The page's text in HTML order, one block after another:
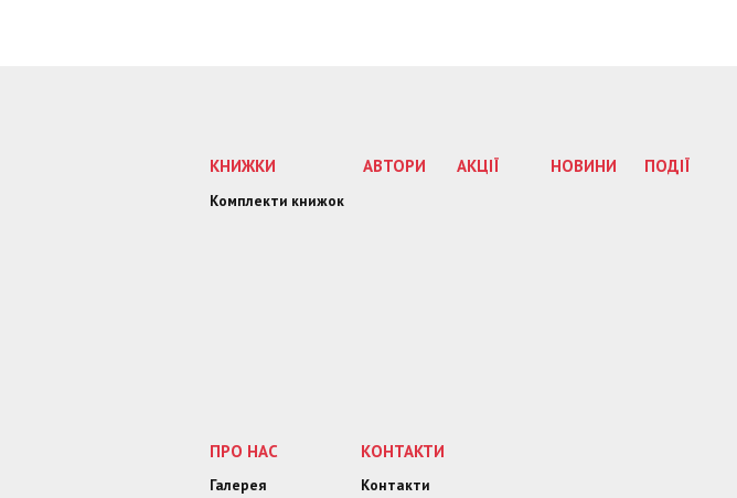
КНИЖКИ
Комплекти книжок
АВТОРИ АКЦІЇ НОВИНИ ПОДІЇ
ПРО НАС
Галерея
КОНТАКТИ
Контакти